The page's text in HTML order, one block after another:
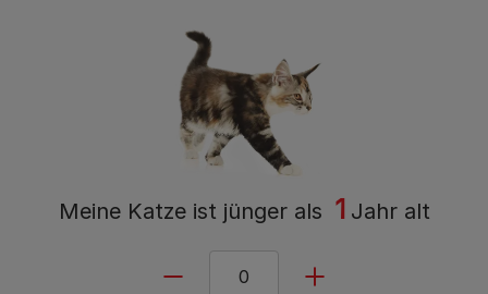
Meine Katze ist jünger als 1 Jahr alt